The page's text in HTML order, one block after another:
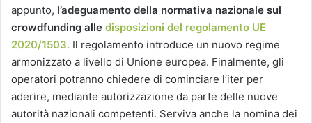
appunto, l’adeguamento della normativa nazionale sul
crowdfunding alle disposizioni del regolamento UE
2020/1503. Il regolamento introduce un nuovo regime
armonizzato a livello di Unione europea. Finalmente, gli
operatori potranno chiedere di cominciare l’iter per
aderire, mediante autorizzazione da parte delle nuove
autorità nazionali competenti. Serviva anche la nomina dei